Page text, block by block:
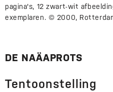
pagina's, 12 zwart-wit
exemplaren. © 2000,
DE NAÄAPROTS
Tentoonstelling